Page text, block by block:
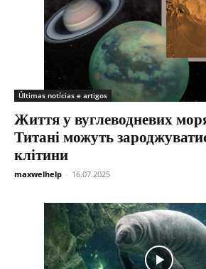
Últimas notícias e artigos
Життя у вуглеводневих
Титані можуть
клітини
maxwelhelp - 16.07.2025